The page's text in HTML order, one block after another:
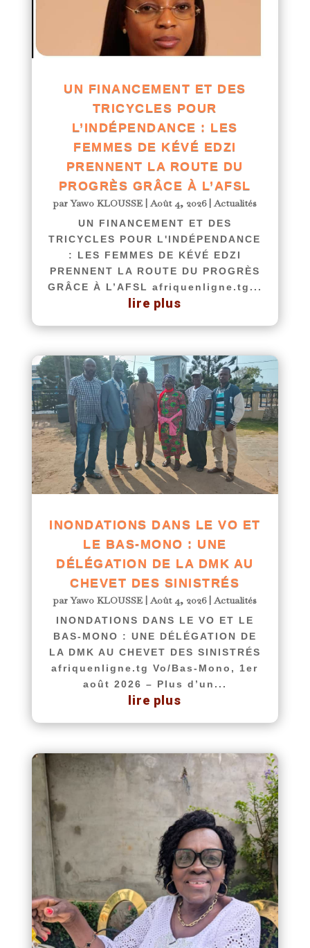
UN FINANCEMENT ET DES
TRICYCLES POUR
L’INDÉPENDANCE : LES
FEMMES DE KÉVÉ EDZI
PRENNENT LA ROUTE DU
PROGRÈS GRÂCE À L’AFSL
parYawo KLOUSSE | Août 4, 2026| Actualités
UN FINANCEMENT ET DES
TRICYCLES POUR L'INDÉPENDANCE
: LES FEMMES DE KÉVÉ EDZI
PRENNENT LA ROUTE DU PROGRÈS
GRÂCE À L’AFSL afriquenligne.tg...
lire plus
INONDATIONS DANS LE VO ET
LE BAS-MONO : UNE
DÉLÉGATION DE LA DMK AU
CHEVET DES SINISTRÉS
parYawo KLOUSSE |Août 4, 2026|Actualités
INONDATIONS DANS LE VO ET LE
BAS-MONO : UNE DÉLÉGATION DE
LA DMK AU CHEVET DES SINISTRÉS
afriquenligne.tg Vo/Bas-Mono, 1er
août 2026 – Plus d’un...
lire plus